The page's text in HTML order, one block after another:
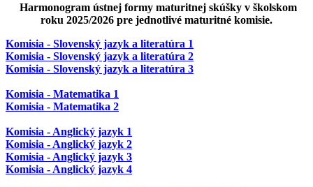
Harmonogram ústnej formy maturitnej skúšky v školskom
roku 2025/2026 pre jednotlivé maturitné komisie.
Komisia - Slovenský jazyk a literatúra 1
Komisia - Slovenský jazyk a literatúra 2
Komisia - Slovenský jazyk a literatúra 3
Komisia - Matematika 1
Komisia - Matematika 2
Komisia - Anglický jazyk 1
Komisia - Anglický jazyk 2
Komisia - Anglický jazyk 3
Komisia - Anglický jazyk 4